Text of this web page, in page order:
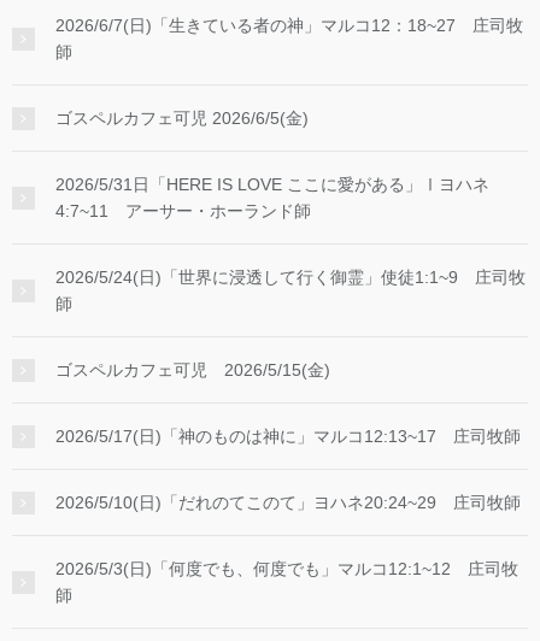
2026/6/7(日)「生きている者の神」マルコ12：18~27 庄司牧
師
ゴスペルカフェ可児 2026/6/5(金)
2026/5/31日「HERE IS LOVE ここに愛がある」Ⅰヨハネ
4:7~11 アーサー・ホーランド師
2026/5/24(日)「世界に浸透して行く御霊」使徒1:1~9 庄司牧
師
ゴスペルカフェ可児 2026/5/15(金)
2026/5/17(日)「神のものは神に」マルコ12:13~17 庄司牧師
2026/5/10(日)「だれのてこのて」ヨハネ20:24~29 庄司牧師
2026/5/3(日)「何度でも、何度でも」マルコ12:1~12 庄司牧
師